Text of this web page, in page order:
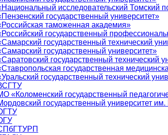
исследовательский Томский
государственный университет»
таможенная академия»
государственный
государственный технический
государственный университет»
государственный технический
государственная
государственный технический
«Коломенский государственный
государственный университет